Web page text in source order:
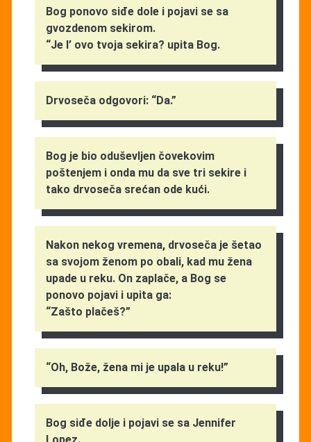
Bog ponovo siđe dole i pojavi se sa
gvozdenom sekirom.
“Je l’ ovo tvoja sekira? upita Bog.
Drvoseča odgovori: “Da.”
Bog je bio oduševljen čovekovim
poštenjem i onda mu da sve tri sekire i
tako drvoseča srećan ode kući.
Nakon nekog vremena, drvoseča je šetao
sa svojom ženom po obali, kad mu žena
upade u reku. On zaplače, a Bog se
ponovo pojavi i upita ga:
“Zašto plačeš?”
“Oh, Bože, žena mi je upala u reku!”
Bog siđe dolje i pojavi se sa Jennifer